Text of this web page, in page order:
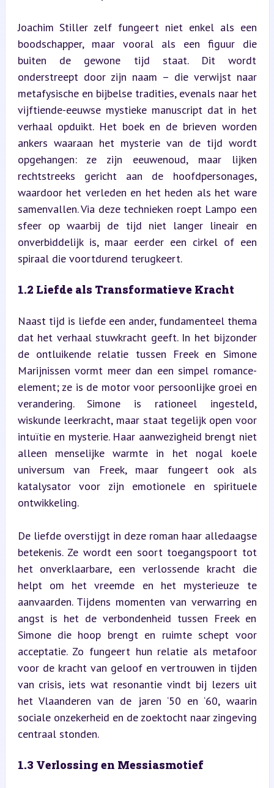
Joachim Stiller zelf fungeert niet enkel als een
boodschapper, maar vooral als een figuur die
buiten de gewone tijd staat. Dit wordt
onderstreept door zijn naam – die verwijst naar
metafysische en bijbelse tradities, evenals naar het
vijftiende-eeuwse mystieke manuscript dat in het
verhaal opduikt. Het boek en de brieven worden
ankers waaraan het mysterie van de tijd wordt
opgehangen: ze zijn eeuwenoud, maar lijken
rechtstreeks gericht aan de hoofdpersonages,
waardoor het verleden en het heden als het ware
samenvallen. Via deze technieken roept Lampo een
sfeer op waarbij de tijd niet langer lineair en
onverbiddelijk is, maar eerder een cirkel of een
spiraal die voortdurend terugkeert.
1.2 Liefde als Transformatieve Kracht
Naast tijd is liefde een ander, fundamenteel thema
dat het verhaal stuwkracht geeft. In het bijzonder
de ontluikende relatie tussen Freek en Simone
Marijnissen vormt meer dan een simpel romance-
element; ze is de motor voor persoonlijke groei en
verandering. Simone is rationeel ingesteld,
wiskunde leerkracht, maar staat tegelijk open voor
intuïtie en mysterie. Haar aanwezigheid brengt niet
alleen menselijke warmte in het nogal koele
universum van Freek, maar fungeert ook als
katalysator voor zijn emotionele en spirituele
ontwikkeling.
De liefde overstijgt in deze roman haar alledaagse
betekenis. Ze wordt een soort toegangspoort tot
het onverklaarbare, een verlossende kracht die
helpt om het vreemde en het mysterieuze te
aanvaarden. Tijdens momenten van verwarring en
angst is het de verbondenheid tussen Freek en
Simone die hoop brengt en ruimte schept voor
acceptatie. Zo fungeert hun relatie als metafoor
voor de kracht van geloof en vertrouwen in tijden
van crisis, iets wat resonantie vindt bij lezers uit
het Vlaanderen van de jaren ‘50 en ‘60, waarin
sociale onzekerheid en de zoektocht naar zingeving
centraal stonden.
1.3 Verlossing en Messiasmotief